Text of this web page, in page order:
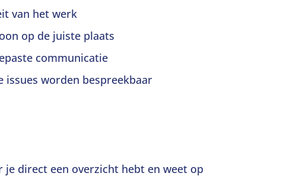
van het werk
op de juiste plaats
communicatie
issues worden bespreekbaar
direct een overzicht hebt en weet op